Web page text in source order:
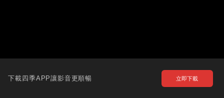
下載四季APP讓影音更順暢 立即下載